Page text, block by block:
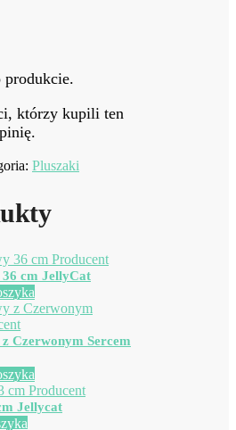
którzy kupili ten
Pluszaki
cm JellyCat
Czerwonym Sercem
Jellycat